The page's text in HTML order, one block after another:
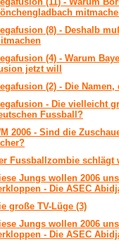
(8) - Deshalb
(4) - Warum
jetzt will
(2) - Die Namen,
- Die vielleicht
Fussball?
2006 - Sind die
Fussballzombie schlägt
Jungs wollen 2006
- Die ASEC
große TV-Lüge (3)
Jungs wollen 2006
- Die ASEC